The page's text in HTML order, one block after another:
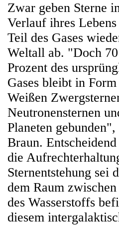
Zwar geben Sterne
Verlauf ihres
Teil des Gases
Weltall ab. "Doch 70
Prozent des
Gases bleibt in
Weißen
Neutronensternen
Planeten gebunden",
Braun.
die
Sternentstehung sei
dem Raum
des Wasserstoffs
diesem